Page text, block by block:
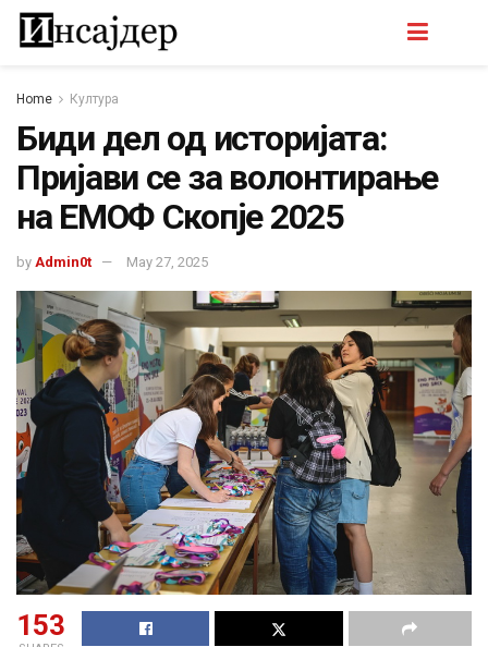
Home Култура
Биди дел од историјата:
Пријави се за волонтирање
на ЕМОФ Скопје 2025
by Admin0t May 27, 2025
153